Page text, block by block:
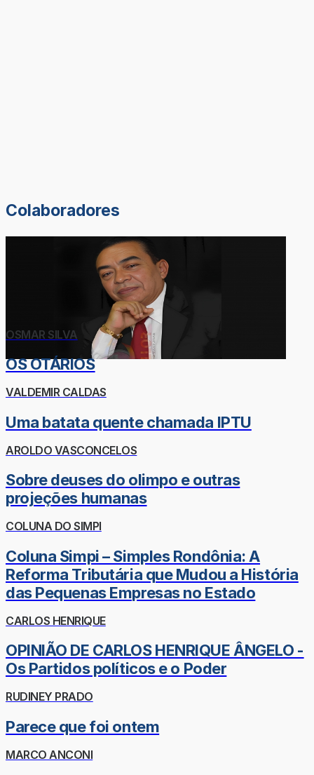
Colaboradores
OSMAR SILVA
OS OTÁRIOS
VALDEMIR CALDAS
Uma batata quente chamada IPTU
AROLDO VASCONCELOS
Sobre deuses do olimpo e outras
projeções humanas
COLUNA DO SIMPI
Coluna Simpi – Simples Rondônia: A
Reforma Tributária que Mudou a História
das Pequenas Empresas no Estado
CARLOS HENRIQUE
OPINIÃO DE CARLOS HENRIQUE ÂNGELO -
Os Partidos políticos e o Poder
RUDINEY PRADO
Parece que foi ontem
MARCO ANCONI